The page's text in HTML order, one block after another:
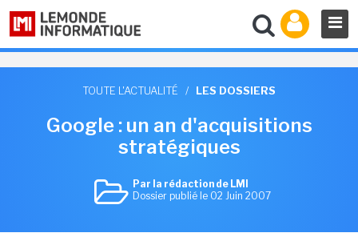
TOUTE L'ACTUALITÉ / LES DOSSIERS
Google : un an d'acquisitions
stratégiques
Par la rédaction de LMI
Dossier publié le 02 Juin 2007